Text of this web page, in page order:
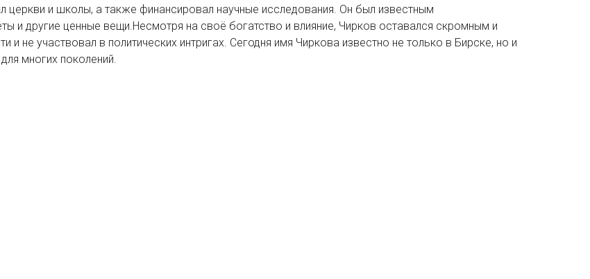
и школы, а также финансировал научные исследования. Он был известным
и другие ценные вещи.Несмотря на своё богатство и влияние, Чирков оставался скромным и
и не участвовал в политических интригах. Сегодня имя Чиркова известно не только в Бирске, но и
многих поколений.